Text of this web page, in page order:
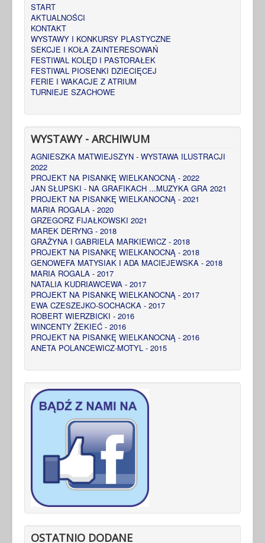
START
AKTUALNOŚCI
KONTAKT
WYSTAWY I KONKURSY PLASTYCZNE
SEKCJE I KOŁA ZAINTERESOWAŃ
FESTIWAL KOLĘD I PASTORAŁEK
FESTIWAL PIOSENKI DZIECIĘCEJ
FERIE I WAKACJE Z ATRIUM
TURNIEJE SZACHOWE
WYSTAWY - ARCHIWUM
AGNIESZKA MATWIEJSZYN - WYSTAWA ILUSTRACJI
2022
PROJEKT NA PISANKĘ WIELKANOCNĄ - 2022
JAN SŁUPSKI - NA GRAFIKACH ...MUZYKA GRA 2021
PROJEKT NA PISANKĘ WIELKANOCNĄ - 2021
MARIA ROGALA - 2020
GRZEGORZ FIJAŁKOWSKI 2021
MAREK DERYNG - 2018
GRAŻYNA I GABRIELA MARKIEWICZ - 2018
PROJEKT NA PISANKĘ WIELKANOCNĄ - 2018
GENOWEFA MATYSIAK I ADA MACIEJEWSKA - 2018
MARIA ROGALA - 2017
NATALIA KUDRIAWCEWA - 2017
PROJEKT NA PISANKĘ WIELKANOCNĄ - 2017
EWA CZESZEJKO-SOCHACKA - 2017
ROBERT WIERZBICKI - 2016
WINCENTY ŻEKIEĆ - 2016
PROJEKT NA PISANKĘ WIELKANOCNĄ - 2016
ANETA POLANCEWICZ-MOTYL - 2015
OSTATNIO DODANE